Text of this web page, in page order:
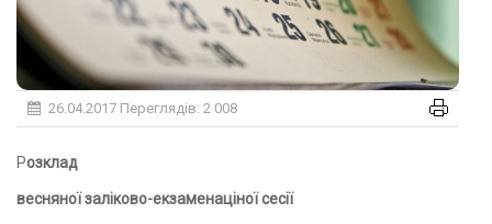
26.04.2017 Переглядів: 2 008
Розклад
весняної заліково-екзаменаціної сесії